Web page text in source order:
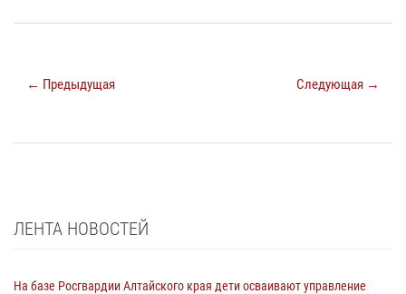
← Предыдущая Следующая →
ЛЕНТА НОВОСТЕЙ
На базе Росгвардии Алтайского края дети осваивают управление